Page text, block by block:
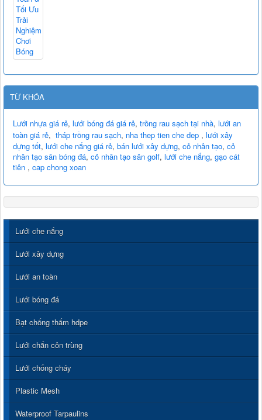
TỪ KHÓA
Lưới nhựa giá rẻ, lưới bóng đá giá rẻ, trồng rau sạch tại nhà, lưới an
toàn giá rẻ, tháp trồng rau sạch, nha thep tien che dep , lưới xây
dựng tốt, lưới che nắng giá rẻ, bán lưới xây dựng, cỏ nhân tạo, cỏ
nhân tạo sân bóng đá, cỏ nhân tạo sân golf, lưới che nắng, gạo cát
tiên , cap chong xoan
Lưới che nắng
Lưới xây dựng
Lưới an toàn
Lưới bóng đá
Bạt chống thấm hdpe
Lưới chắn côn trùng
Lưới chống cháy
Plastic Mesh
Waterproof Tarpaulins